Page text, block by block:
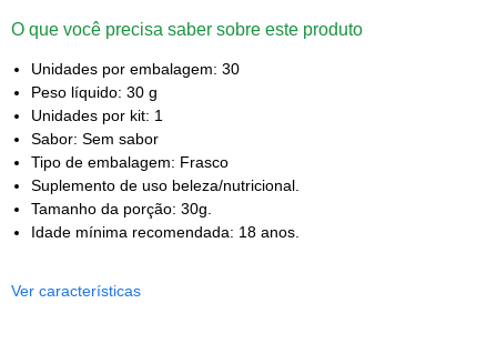
O que você precisa saber sobre este produto
Unidades por embalagem: 30
Peso líquido: 30 g
Unidades por kit: 1
Sabor: Sem sabor
Tipo de embalagem: Frasco
Suplemento de uso beleza/nutricional.
Tamanho da porção: 30g.
Idade mínima recomendada: 18 anos.
Ver características